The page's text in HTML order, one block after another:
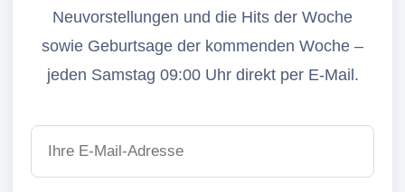
Neuvorstellungen und die Hits der Woche
sowie Geburtsage der kommenden Woche –
jeden Samstag 09:00 Uhr direkt per E-Mail.